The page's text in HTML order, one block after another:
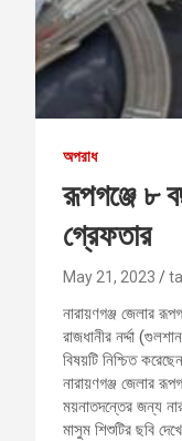
অপরাধ
রূপগঞ্জে ৮
গ্রেফতার
May 21, 2023
নারায়ণগঞ্জ জেলার
রাজধানীর নর্দ্দা
বিষয়টি নিশ্চিত
নারায়ণগঞ্জ জেলার
ময়নাতদন্তের জন্য
মাসুম শিশুটির ছবি